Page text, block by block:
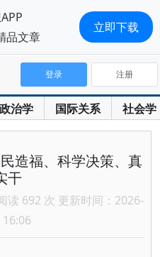
政治学 国际关系 社会学
登录 注册
造福、科学决策、真
干
读 692 次 更新时间：2026-
品文章
立即下载